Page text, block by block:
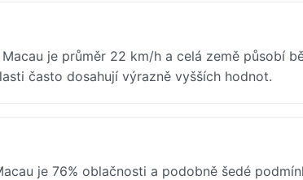
je průměr 22 km/h a celá země působí
často dosahují výrazně vyšších hodnot.
je 76% oblačnosti a podobně šedé